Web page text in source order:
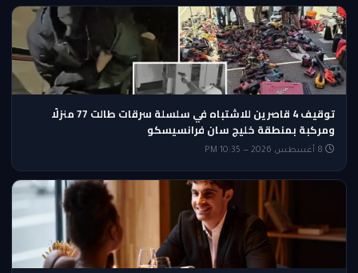
توقيف 4 قاصرين للاشتباه في سلسلة سرقات طالت 77 منزلًا
ومركبة بمنطقة خليج سان فرانسيسكو